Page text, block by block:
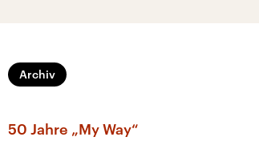
Archiv
50 Jahre „My Way“